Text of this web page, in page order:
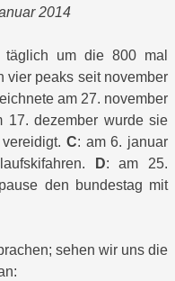
2014
um die 800 mal
vier peaks seit november
am 27. november
17. dezember wurde sie
C: am 6. januar
D: am 25.
den bundestag mit
sehen wir uns die